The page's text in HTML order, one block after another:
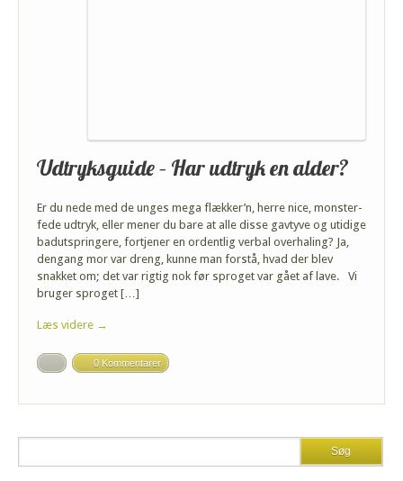
Udtryksguide – Har udtryk en alder?
Er du nede med de unges mega flækker’n, herre nice, monster-
fede udtryk, eller mener du bare at alle disse gavtyve og utidige
badutspringere, fortjener en ordentlig verbal overhaling? Ja,
dengang mor var dreng, kunne man forstå, hvad der blev
snakket om; det var rigtig nok før sproget var gået af lave. Vi
bruger sproget […]
Læs videre →
0 Kommentarer